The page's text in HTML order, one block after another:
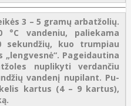
3 – 5 gramų arbatžolių.
°C vandeniu, paliekama
kuo trumpiau
Pageidautina
nuplikyti verdančiu
vandenį nupilant. Pu-
kartus (4 – 9 kartus),